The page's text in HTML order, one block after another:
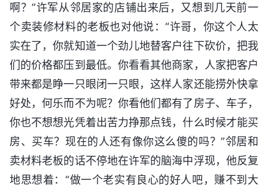
啊？”许军从邻居家的店铺出来后，又想到几天前一
个卖装修材料的老板也对他说：“许哥，你这个人太
实在了，你就知道一个劲儿地替客户往下砍价，把我
们的价格都压到最低。你看看其他商家，人家把客户
带来都是睁一只眼闭一只眼，这样人家还能捞外快拿
好处，何乐而不为呢？你看他们都有了房子、车子，
你也不想想光凭着出苦力挣那点钱，什么时候才能买
房、买车？现在的人还有像你这么傻的吗？”邻居和
卖材料老板的话不停地在许军的脑海中浮现，他反复
地思想着：“做一个老实有良心的好人吧，赚不到大